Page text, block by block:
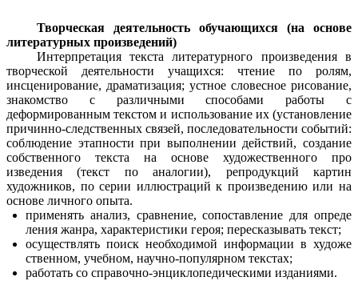
Творческая деятельность обучающихся (на основе
литературных произведений)
Интерпретация текста литературного произведения в
творческой деятельности учащихся: чтение по ролям,
инсценирование, драматизация; устное словесное рисование,
знакомство с различными способами работы с
деформированным текстом и использование их (установление
причинно-следственных связей, последовательности событий:
соблюдение этапности при выполнении действий, создание
собственного текста на основе художественного про
изведения (текст по аналогии), репродукций картин
художников, по серии иллюстраций к произведению или на
основе личного опыта.
применять анализ, сравнение, сопоставление для опреде
ления жанра, характеристики героя; пересказывать текст;
осуществлять поиск необходимой информации в художе
ственном, учебном, научно-популярном текстах;
работать со справочно-энциклопедическими изданиями.